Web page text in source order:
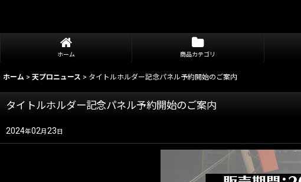
ホーム 商品カテゴリ
ホーム > 天プロニュース > タイトルホルダー記念パネル予約開始のご案内
タイトルホルダー記念パネル予約開始のご案内
2024年02月 23 日